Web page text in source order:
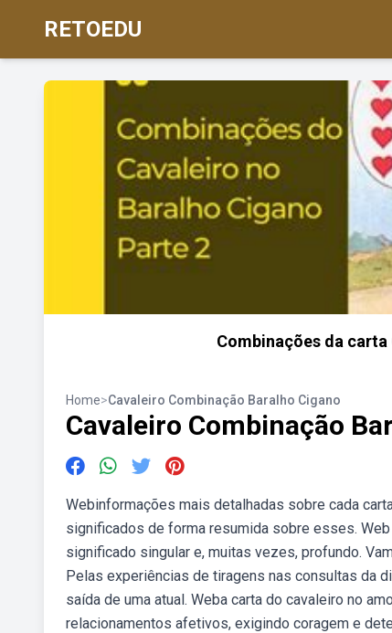
RETOEDU
Combinações da carta
Home>Cavaleiro Combinação Baralho Cigano
Cavaleiro Combinação
Webinformações mais detalhadas sobre cada
significados de forma resumida sobre esses.
significado singular e, muitas vezes, profundo.
Pelas experiências de tiragens nas consultas da
saída de uma atual. Weba carta do cavaleiro no
relacionamentos afetivos, exigindo coragem e